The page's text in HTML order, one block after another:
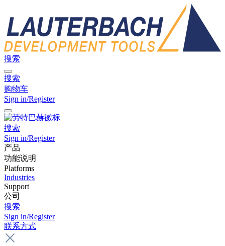
搜索
搜索
购物车
Sign in/Register
搜索
Sign in/Register
产品
功能说明
Platforms
Industries
Support
公司
搜索
Sign in/Register
联系方式